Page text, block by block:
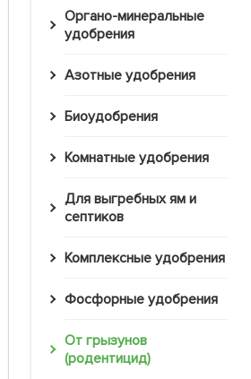
Органо-минеральные
удобрения
Азотные удобрения
Биоудобрения
Комнатные удобрения
Для выгребных ям и
септиков
Комплексные удобрения
Фосфорные удобрения
От грызунов
(родентицид)